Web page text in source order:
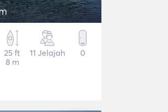
25 ft
8 m
11 Jelajah 0